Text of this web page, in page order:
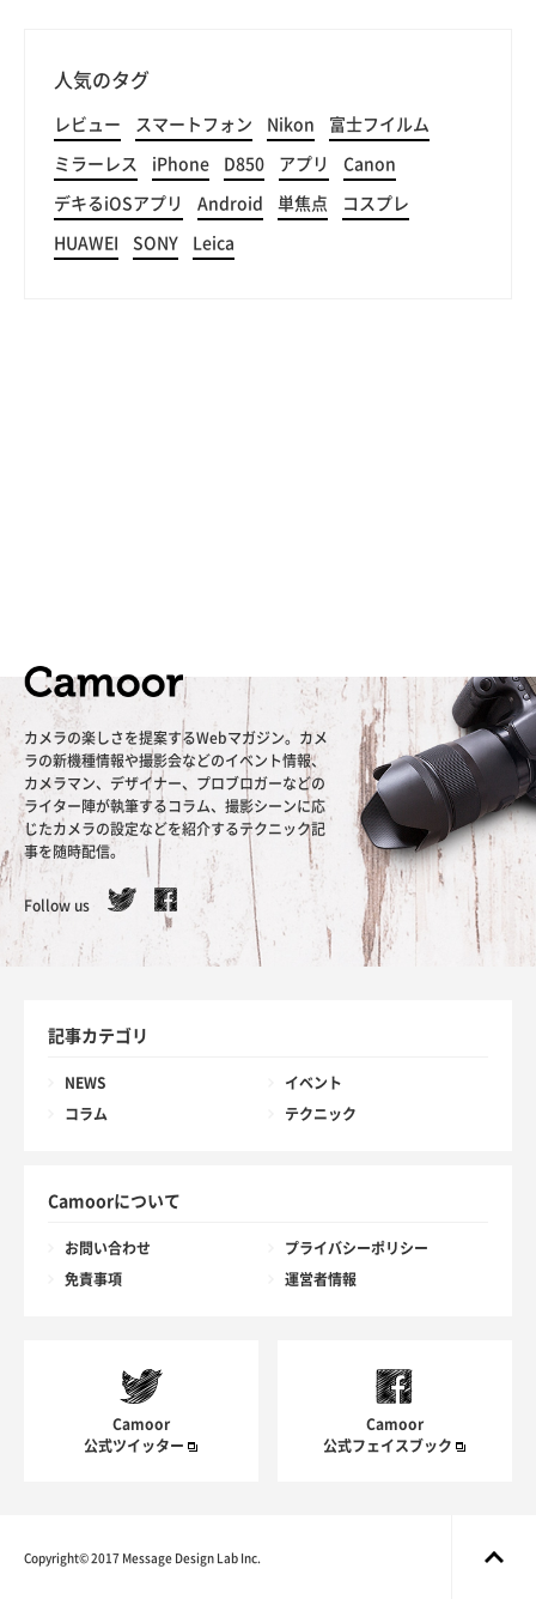
人気のタグ
レビュー スマートフォン Nikon 富士フイルム
ミラーレス iPhone D850 アプリ Canon
デキるiOSアプリ Android 単焦点 コスプレ
HUAWEI SONY Leica
カメラの楽しさを提案するWebマガジン。カメ
ラの新機種情報や撮影会などのイベント情報、
カメラマン、デザイナー、プロブロガーなどの
ライター陣が執筆するコラム、撮影シーンに応
じたカメラの設定などを紹介するテクニック記
事を随時配信。
Follow us
記事カテゴリ
NEWS イベント
コラム テクニック
Camoorについて
お問い合わせ プライバシーポリシー
免責事項 運営者情報
Camoor
公式ツイッター
Camoor
公式フェイスブック
Copyright© 2017 Message Design Lab Inc.